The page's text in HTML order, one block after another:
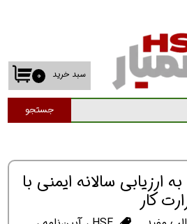
جستجو
۰ سبد خرید
ارزیابی سالانه ایمنی با
کار